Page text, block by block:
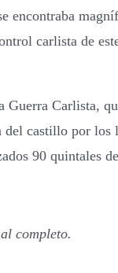
carlista de
Guerra Carlista,
castillo por
90 quintales
completo.